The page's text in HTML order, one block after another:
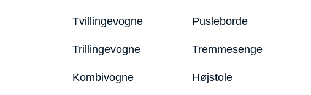
Tvillingevogne
Trillingevogne
Kombivogne
Pusleborde
Tremmesenge
Højstole